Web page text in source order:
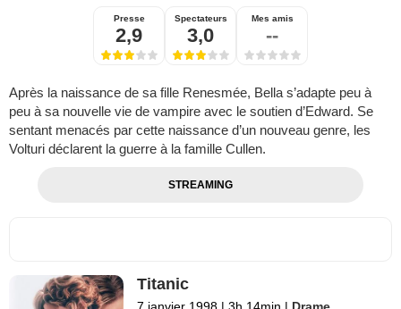
Presse
2,9
Spectateurs
3,0
Mes amis
--
Après la naissance de sa fille Renesmée, Bella s’adapte peu à
peu à sa nouvelle vie de vampire avec le soutien d’Edward. Se
sentant menacés par cette naissance d’un nouveau genre, les
Volturi déclarent la guerre à la famille Cullen.
STREAMING
Titanic